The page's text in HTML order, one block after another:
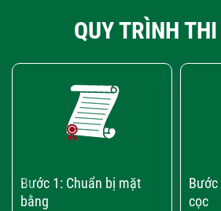
QUY TRÌNH
Bước 1: Chuẩn bị mặt
bằng
Bước
cọc
‹